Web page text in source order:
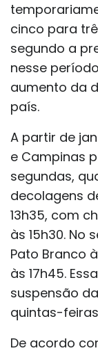
cinco para
segundo a
nesse
aumento da
país.
A partir de
e Campinas
segundas,
decolagens
13h35, com
às 15h30. No
Pato Branco
às 17h45.
suspensão
quintas-
De acordo